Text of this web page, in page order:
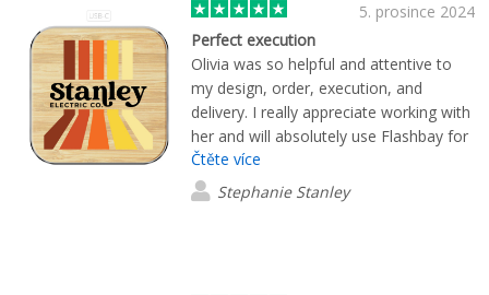
5. prosince 2024
Perfect execution
Olivia was so helpful and attentive to
my design, order, execution, and
delivery. I really appreciate working with
her and will absolutely use Flashbay for
future projects!
Čtěte více
Stephanie Stanley